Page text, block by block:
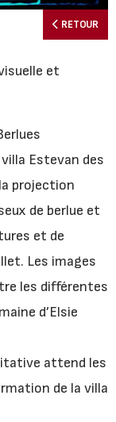
RETOUR
et
Estevan des
projection
de berlue et
et de
Les images
les différentes
d’Elsie
attend les
de la villa